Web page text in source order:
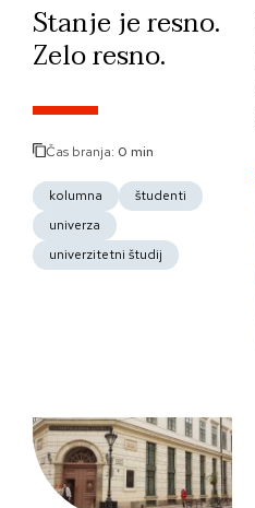
Stanje je resno.
Zelo resno.
Čas branja: 0 min
kolumna
študenti
univerza
univerzitetni študij